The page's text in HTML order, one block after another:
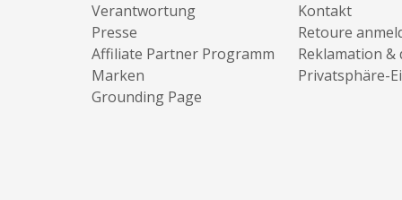
Verantwortung
Presse
Affiliate Partner Programm
Marken
Grounding Page
Kontakt
Retoure
Reklamation &
Privatsphäre-